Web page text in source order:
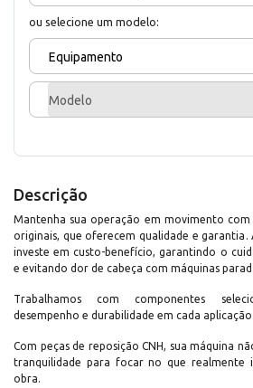
ou selecione um modelo:
Equipamento
Modelo
Descrição
Mantenha sua operação em movimento com
originais, que oferecem qualidade e
investe em custo-benefício, garantindo o
e evitando dor de cabeça com máquinas
Trabalhamos com componentes
desempenho e durabilidade em cada aplicação.
Com peças de reposição CNH, sua máquina
tranquilidade para focar no que realmente
obra.